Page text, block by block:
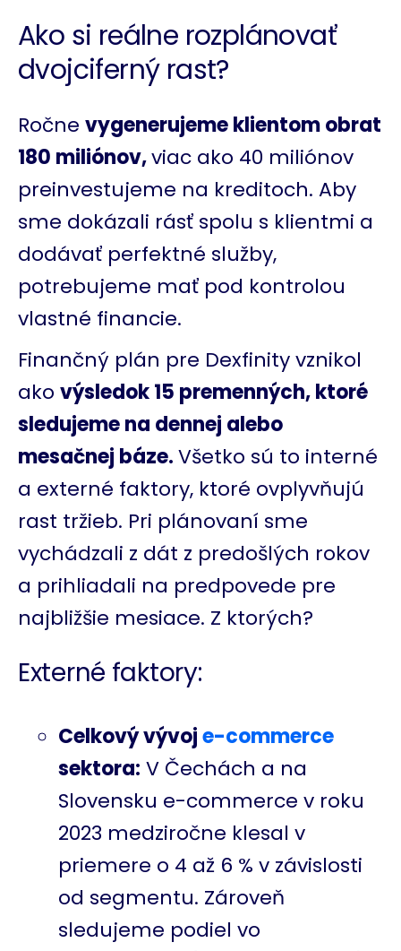
Ako si reálne rozplánovať
dvojciferný rast?
Ročne vygenerujeme klientom obrat
180 miliónov,viac ako 40 miliónov
preinvestujeme na kreditoch. Aby
sme dokázali rásť spolu s klientmi a
dodávať perfektné služby,
potrebujeme mať pod kontrolou
vlastné financie.
Finančný plán pre Dexfinity vznikol
ako výsledok 15 premenných, ktoré
sledujeme na dennej alebo
mesačnej báze.Všetko sú to interné
a externé faktory, ktoré ovplyvňujú
rast tržieb. Pri plánovaní sme
vychádzali z dát z predošlých rokov
a prihliadali na predpovede pre
najbližšie mesiace. Z ktorých?
Externé faktory:
Celkový vývoje-commerce
sektora: V Čechách a na
Slovensku e-commerce v roku
2023 medziročne klesal v
priemere o 4 až 6 % v závislosti
od segmentu. Zároveň
sledujeme podiel vo